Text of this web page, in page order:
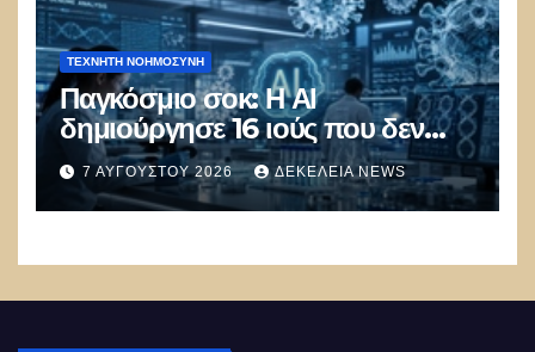
ΤΕΧΝΗΤΉ ΝΟΗΜΟΣΎΝΗ
Παγκόσμιο σοκ: Η ΑΙ
δημιούργησε 16 ιούς που δεν
υπάρχουν στη φύση –
Συναγερμός: Ο εφιάλτης μόλις
άρχισε
7 ΑΥΓΟΎΣΤΟΥ 2026 ΔΕΚΈΛΕΙΑ NEWS